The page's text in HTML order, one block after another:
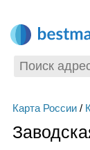
Карта России/